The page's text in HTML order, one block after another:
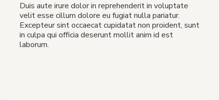
Duis aute irure dolor in reprehenderit in voluptate
velit esse cillum dolore eu fugiat nulla pariatur.
Excepteur sint occaecat cupidatat non proident, sunt
in culpa qui officia deserunt mollit anim id est
laborum.